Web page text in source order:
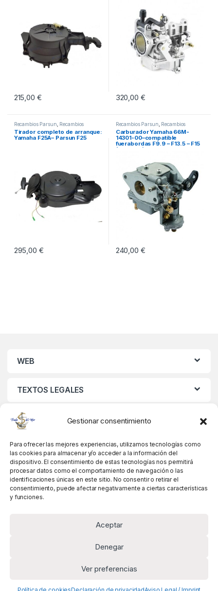
Gestionar consentimiento
Para ofrecer las mejores experiencias, utilizamos tecnologías como
las cookies para almacenar y/o acceder a la información del
dispositivo. El consentimiento de estas tecnologías nos permitirá
procesar datos como el comportamiento de navegación o las
identificaciones únicas en este sitio. No consentir o retirar el
consentimiento, puede afectar negativamente a ciertas características
y funciones.
Aceptar
Denegar
Ver preferencias
215,00 € 320,00 €
Recambios Parsun Recambios
Yamaha
Tirador completo de arranque:
Yamaha F25A– Parsun F25
295,00 €
Recambios Parsun Recambios
Yamaha
Carburador Yamaha 66M-
14301-00–compatible
fuerabordas F9.9 – F13.5 – F15
(1998-07)
240,00 €
WEB
TEXTOS LEGALES
MIS DATOS
Alguna pregunta? Llámanos!
+34 981 845 358